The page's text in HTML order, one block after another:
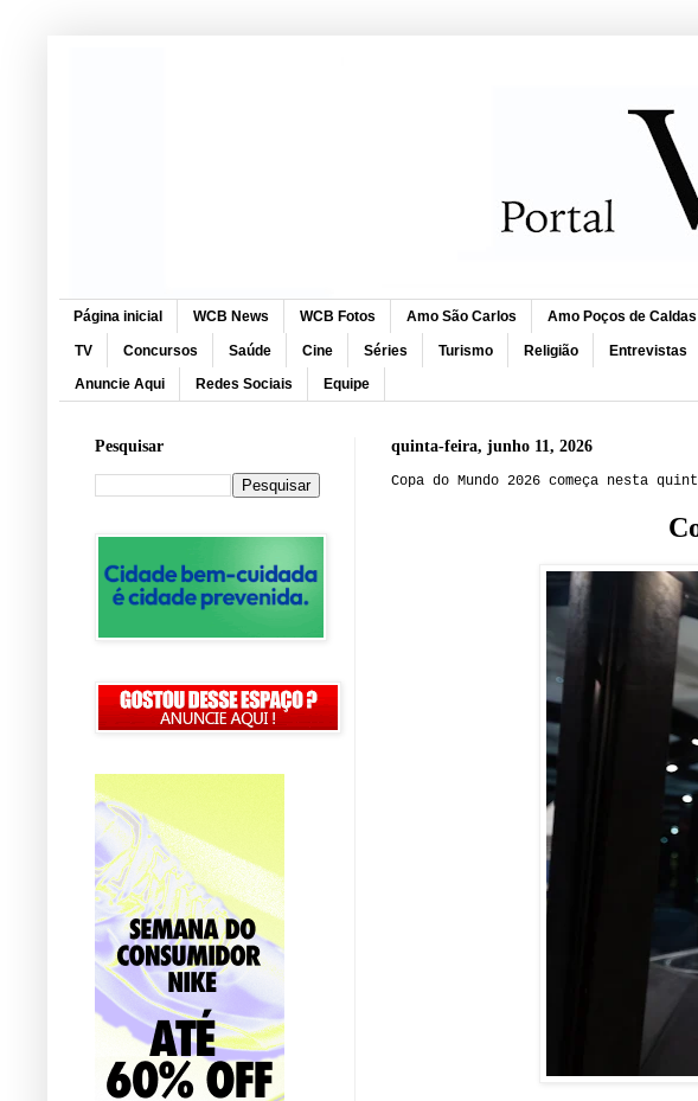
Página inicial WCB News WCB Fotos Amo São Carlos Amo Poços de Caldas
TV Concursos Saúde Cine Séries Turismo Religião Entrevistas
Anuncie Aqui Redes Sociais Equipe
quinta-feira, junho 11, 2026
Copa do Mundo 2026 começa nesta
Pesquisar